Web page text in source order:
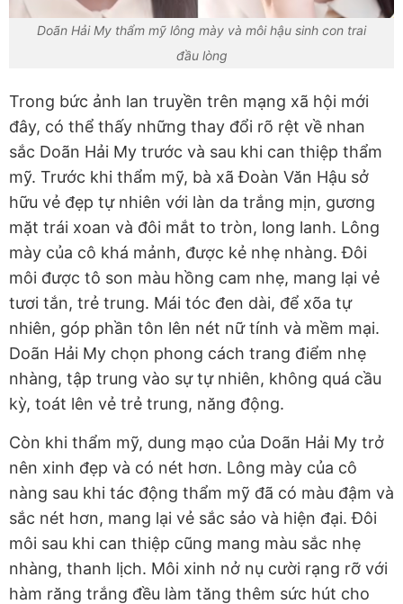
Doãn Hải My thẩm mỹ lông mày và môi hậu sinh con trai
đầu lòng
Trong bức ảnh lan truyền trên mạng xã hội mới
đây, có thể thấy những thay đổi rõ rệt về nhan
sắc Doãn Hải My trước và sau khi can thiệp thẩm
mỹ. Trước khi thẩm mỹ, bà xã Đoàn Văn Hậu sở
hữu vẻ đẹp tự nhiên với làn da trắng mịn, gương
mặt trái xoan và đôi mắt to tròn, long lanh. Lông
mày của cô khá mảnh, được kẻ nhẹ nhàng. Đôi
môi được tô son màu hồng cam nhẹ, mang lại vẻ
tươi tắn, trẻ trung. Mái tóc đen dài, để xõa tự
nhiên, góp phần tôn lên nét nữ tính và mềm mại.
Doãn Hải My chọn phong cách trang điểm nhẹ
nhàng, tập trung vào sự tự nhiên, không quá cầu
kỳ, toát lên vẻ trẻ trung, năng động.
Còn khi thẩm mỹ, dung mạo của Doãn Hải My trở
nên xinh đẹp và có nét hơn. Lông mày của cô
nàng sau khi tác động thẩm mỹ đã có màu đậm và
sắc nét hơn, mang lại vẻ sắc sảo và hiện đại. Đôi
môi sau khi can thiệp cũng mang màu sắc nhẹ
nhàng, thanh lịch. Môi xinh nở nụ cười rạng rỡ với
hàm răng trắng đều làm tăng thêm sức hút cho